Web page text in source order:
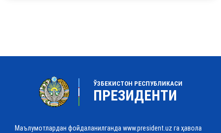
ЎЗБЕКИСТОН РЕСПУБЛИКАСИ
ПРЕЗИДЕНТИ
Маълумотлардан фойдаланилганда www.president.uz га ҳавола